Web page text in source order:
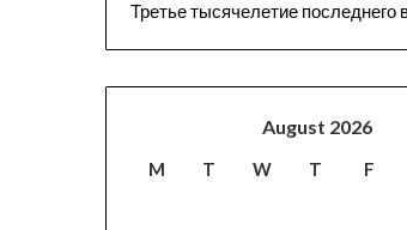
Третье тысячелетие последнего
August 2026
M T W T F